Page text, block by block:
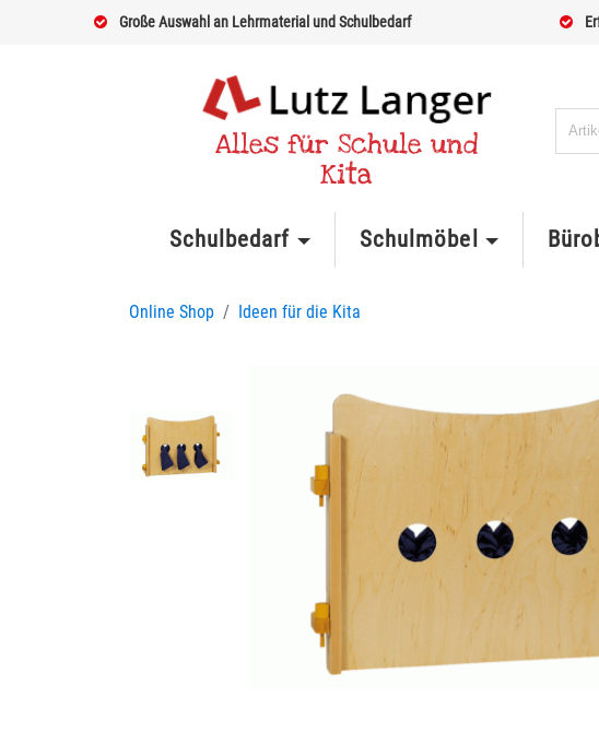
Große Auswahl an Lehrmaterial und Schulbedarf
Alles für Schule und
Kita
Schulbedarf Schulmöbel
Online Shop Ideen für die Kita